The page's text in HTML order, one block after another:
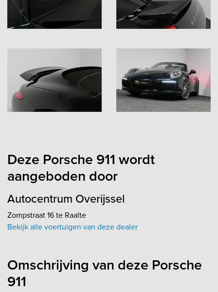
Deze Porsche 911 wordt
aangeboden door
Autocentrum Overijssel
Zompstraat 16 te Raalte
Bekijk alle voertuigen van deze dealer
Omschrijving van deze Porsche
911